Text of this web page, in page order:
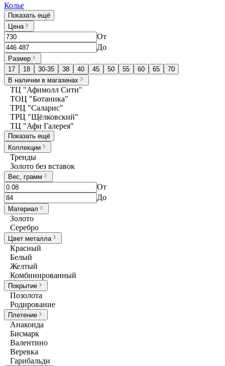
Колье
Показать ещё
Цена
От
До
Размер
17
18 30-35 38 40 45 50 55 60 65
70
В наличии в магазинах
ТЦ "Афимолл Сити"
ТОЦ "Ботаника"
ТРЦ "Саларис"
ТРЦ "Щёлковский"
ТЦ "Афи Галерея"
Показать ещё
Коллекции
Тренды
Золото без вставок
Вес, грамм
От
До
Материал
Золото
Серебро
Цвет металла
Красный
Белый
Желтый
Комбинированный
Покрытие
Позолота
Родирование
Плетение
Анаконда
Бисмарк
Валентино
Веревка
Гарибальди